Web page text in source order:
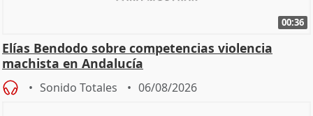
00:36
Elías Bendodo sobre competencias violencia
machista en Andalucía
Sonido Totales 06/08/2026